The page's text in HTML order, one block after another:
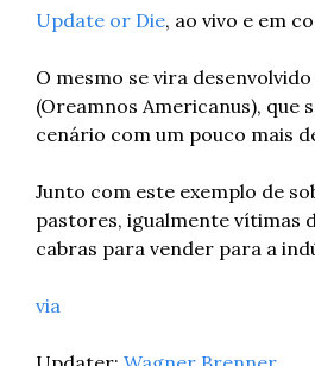
Update or Die, ao vivo e em
O mesmo se vira
(Oreamnos Americanus), que
cenário com um pouco mais
Junto com este exemplo de
pastores, igualmente vítimas
cabras para vender para a
via